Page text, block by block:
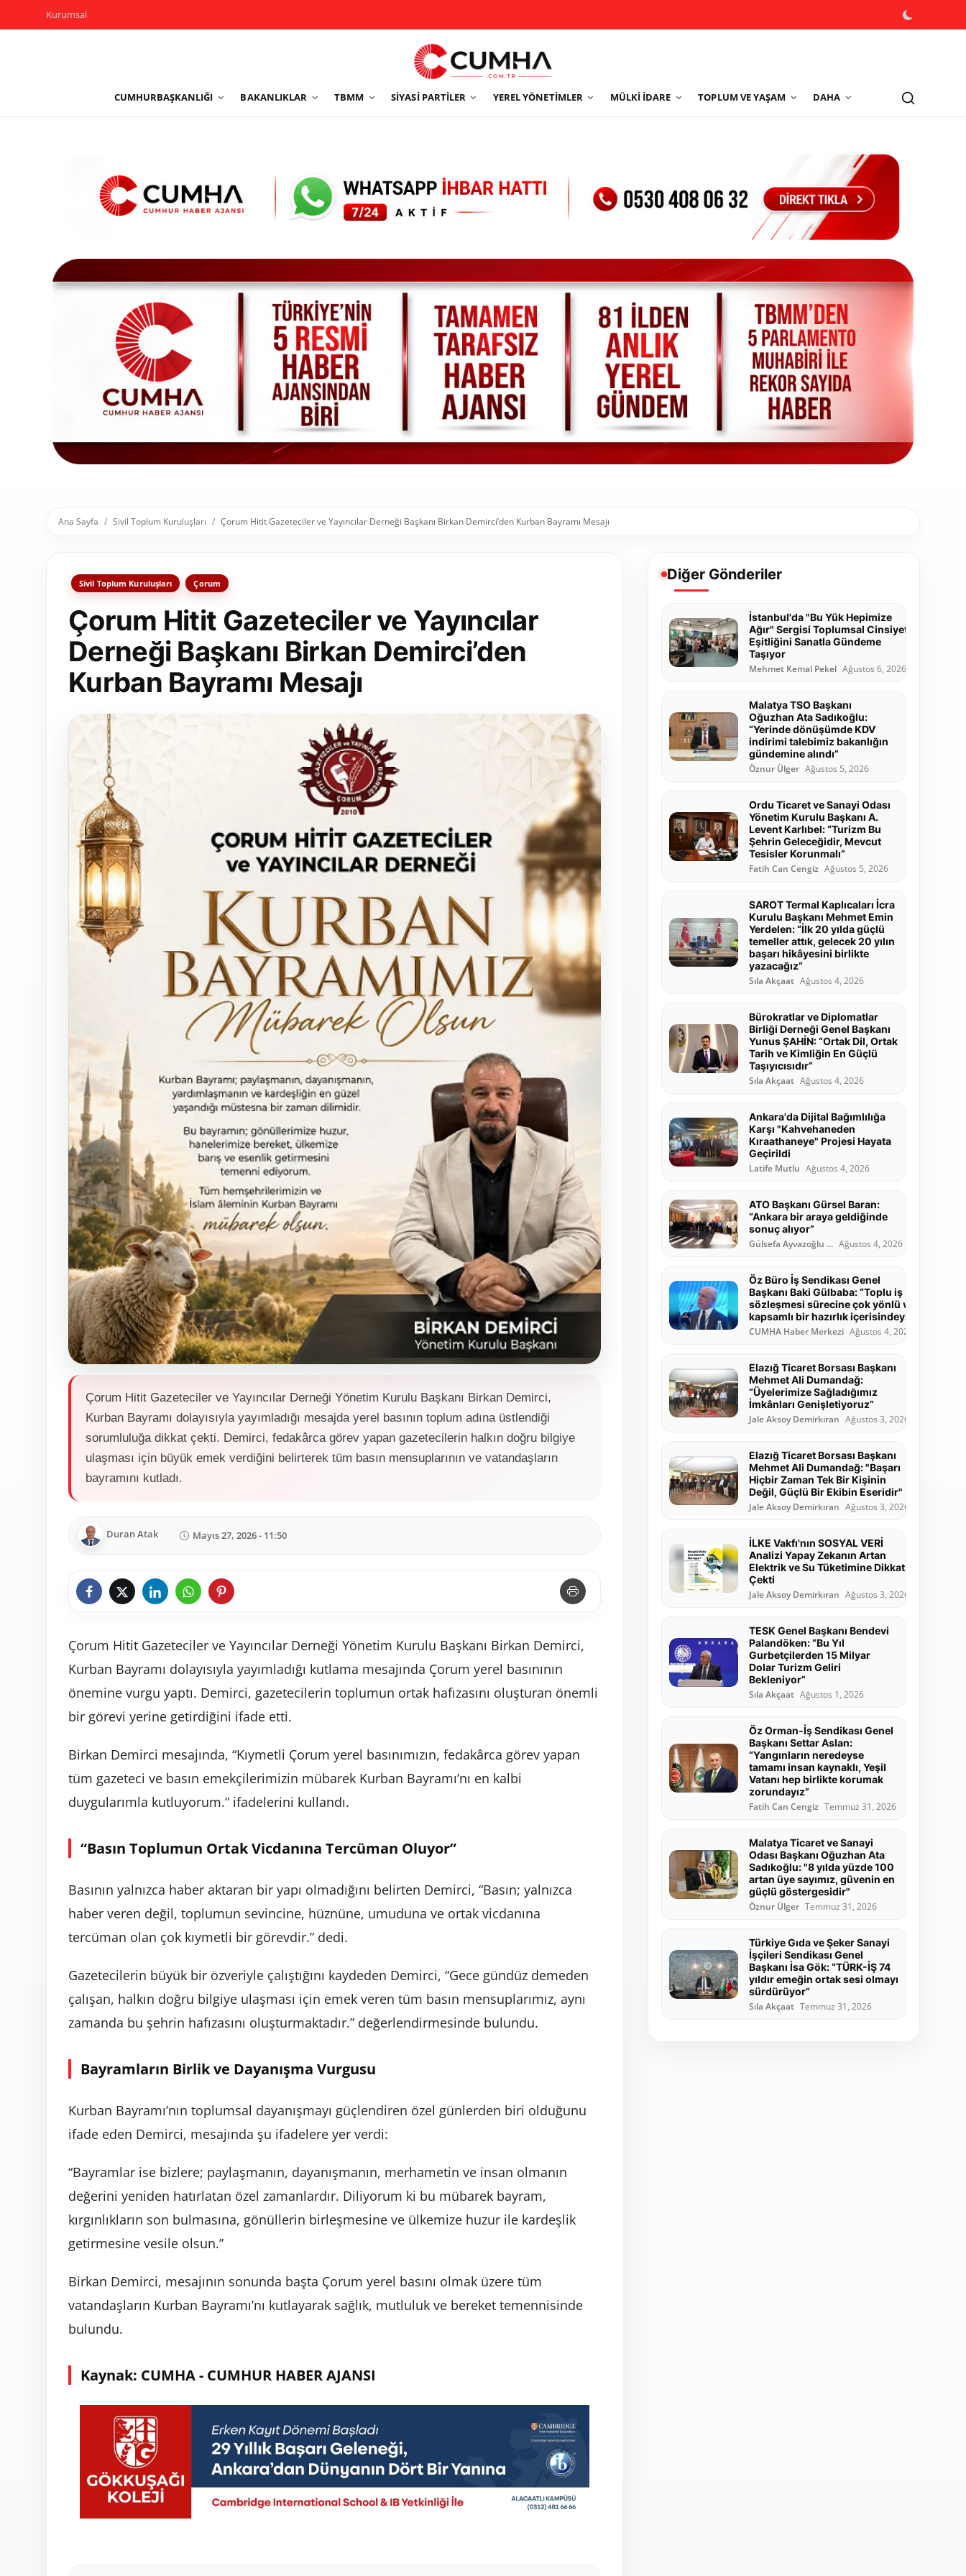
Kurumsal
CUMHURBAŞKANLIĞI BAKANLIKLAR TBMM SIYASI PARTILER YEREL YÖNETIMLER MÜLKI İDARE TOPLUM VE YAŞAM DAHA
Yerel Yönetimler
Sivil Toplum Kuruluşları
Kamu Kurumları ve Üst Kurullar
Resmi Reklamlar
Ana Sayfa Sivil Toplum Kuruluşları Çorum Hitit Gazeteciler ve Yayıncılar Derneği Başkanı Birkan Demirci’den Kurban Bayramı Mesajı
Sivil Toplum Kuruluşları Çorum
Çorum Hitit Gazeteciler ve Yayıncılar
Derneği Başkanı Birkan Demirci’den
Kurban Bayramı Mesajı
Çorum Hitit Gazeteciler ve Yayıncılar Derneği Yönetim Kurulu Başkanı Birkan Demirci,
Kurban Bayramı dolayısıyla yayımladığı mesajda yerel basının toplum adına üstlendiği
sorumluluğa dikkat çekti. Demirci, fedakârca görev yapan gazetecilerin halkın doğru bilgiye
ulaşması için büyük emek verdiğini belirterek tüm basın mensuplarının ve vatandaşların
bayramını kutladı.
Duran Atak Mayıs 27, 2026 - 11:50
Çorum Hitit Gazeteciler ve Yayıncılar Derneği Yönetim Kurulu Başkanı Birkan Demirci,
Kurban Bayramı dolayısıyla yayımladığı kutlama mesajında Çorum yerel basınının
önemine vurgu yaptı. Demirci, gazetecilerin toplumun ortak hafızasını oluşturan önemli
bir görevi yerine getirdiğini ifade etti.
Birkan Demirci mesajında, “Kıymetli Çorum yerel basınımızın, fedakârca görev yapan
tüm gazeteci ve basın emekçilerimizin mübarek Kurban Bayramı’nı en kalbi
duygularımla kutluyorum.” ifadelerini kullandı.
“Basın Toplumun Ortak Vicdanına Tercüman Oluyor”
Basının yalnızca haber aktaran bir yapı olmadığını belirten Demirci, “Basın; yalnızca
haber veren değil, toplumun sevincine, hüznüne, umuduna ve ortak vicdanına
tercüman olan çok kıymetli bir görevdir.” dedi.
Gazetecilerin büyük bir özveriyle çalıştığını kaydeden Demirci, “Gece gündüz demeden
çalışan, halkın doğru bilgiye ulaşması için emek veren tüm basın mensuplarımız, aynı
zamanda bu şehrin hafızasını oluşturmaktadır.” değerlendirmesinde bulundu.
Bayramların Birlik ve Dayanışma Vurgusu
Kurban Bayramı’nın toplumsal dayanışmayı güçlendiren özel günlerden biri olduğunu
ifade eden Demirci, mesajında şu ifadelere yer verdi:
“Bayramlar ise bizlere; paylaşmanın, dayanışmanın, merhametin ve insan olmanın
değerini yeniden hatırlatan özel zamanlardır. Diliyorum ki bu mübarek bayram,
kırgınlıkların son bulmasına, gönüllerin birleşmesine ve ülkemize huzur ile kardeşlik
getirmesine vesile olsun.”
Birkan Demirci, mesajının sonunda başta Çorum yerel basını olmak üzere tüm
vatandaşların Kurban Bayramı’nı kutlayarak sağlık, mutluluk ve bereket temennisinde
bulundu.
Kaynak: CUMHA - CUMHUR HABER AJANSI
Diğer Gönderiler
İstanbul'da "Bu Yük Hepimize
Ağır" Sergisi Toplumsal Cinsiyet
Eşitliğini Sanatla Gündeme
Taşıyor
Mehmet Kemal Pekel Ağustos 6, 2026
Malatya TSO Başkanı
Oğuzhan Ata Sadıkoğlu:
“Yerinde dönüşümde KDV
indirimi talebimiz bakanlığın
gündemine alındı”
Öznur Ülger Ağustos 5, 2026
Ordu Ticaret ve Sanayi Odası
Yönetim Kurulu Başkanı A.
Levent Karlıbel: “Turizm Bu
Şehrin Geleceğidir, Mevcut
Tesisler Korunmalı”
Fatih Can Cengiz Ağustos 5, 2026
SAROT Termal Kaplıcaları İcra
Kurulu Başkanı Mehmet Emin
Yerdelen: “İlk 20 yılda güçlü
temeller attık, gelecek 20 yılın
başarı hikâyesini birlikte
yazacağız”
Sıla Akçaat Ağustos 4, 2026
Bürokratlar ve Diplomatlar
Birliği Derneği Genel Başkanı
Yunus ŞAHİN: “Ortak Dil, Ortak
Tarih ve Kimliğin En Güçlü
Taşıyıcısıdır”
Sıla Akçaat Ağustos 4, 2026
Ankara'da Dijital Bağımlılığa
Karşı "Kahvehaneden
Kıraathaneye" Projesi Hayata
Geçirildi
Latife Mutlu Ağustos 4, 2026
ATO Başkanı Gürsel Baran:
“Ankara bir araya geldiğinde
sonuç alıyor”
Gülsefa Ayvazoğlu ... Ağustos 4, 2026
Öz Büro İş Sendikası Genel
Başkanı Baki Gülbaba: “Toplu iş
sözleşmesi sürecine çok yönlü ve
kapsamlı bir hazırlık içerisindeyiz”
CUMHA Haber Merkezi Ağustos 4, 2026
Elazığ Ticaret Borsası Başkanı
Mehmet Ali Dumandağ:
“Üyelerimize Sağladığımız
İmkânları Genişletiyoruz”
Jale Aksoy Demirkıran Ağustos 3, 2026
Elazığ Ticaret Borsası Başkanı
Mehmet Ali Dumandağ: "Başarı
Hiçbir Zaman Tek Bir Kişinin
Değil, Güçlü Bir Ekibin Eseridir"
Jale Aksoy Demirkıran Ağustos 3, 2026
İLKE Vakfı'nın SOSYAL VERİ
Analizi Yapay Zekanın Artan
Elektrik ve Su Tüketimine Dikkat
Çekti
Jale Aksoy Demirkıran Ağustos 3, 2026
TESK Genel Başkanı Bendevi
Palandöken: “Bu Yıl
Gurbetçilerden 15 Milyar
Dolar Turizm Geliri
Bekleniyor”
Sıla Akçaat Ağustos 1, 2026
Öz Orman-İş Sendikası Genel
Başkanı Settar Aslan:
“Yangınların neredeyse
tamamı insan kaynaklı, Yeşil
Vatanı hep birlikte korumak
zorundayız”
Fatih Can Cengiz Temmuz 31, 2026
Malatya Ticaret ve Sanayi
Odası Başkanı Oğuzhan Ata
Sadıkoğlu: "8 yılda yüzde 100
artan üye sayımız, güvenin en
güçlü göstergesidir"
Öznur Ülger Temmuz 31, 2026
Türkiye Gıda ve Şeker Sanayi
İşçileri Sendikası Genel
Başkanı İsa Gök: “TÜRK-İŞ 74
yıldır emeğin ortak sesi olmayı
sürdürüyor”
Sıla Akçaat Temmuz 31, 2026